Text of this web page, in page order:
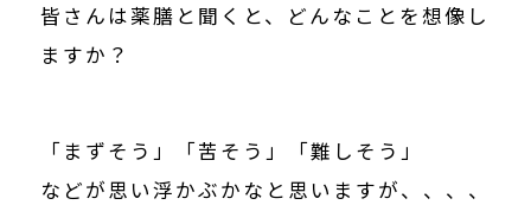
皆さんは薬膳と聞くと、どんなことを想像し
ますか？
「まずそう」「苦そう」「難しそう」
などが思い浮かぶかなと思いますが、、、、